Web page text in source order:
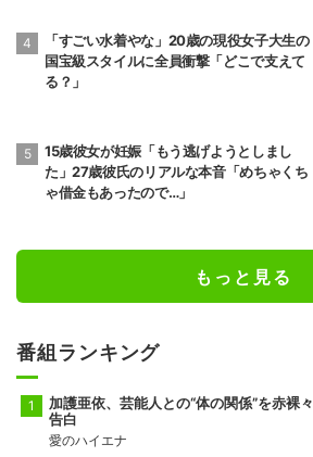
「すごい水着やな」20歳の現役女子大生の
国宝級スタイルに全員衝撃「どこで支えて
る？」
15歳彼女が妊娠「もう逃げようとしまし
た」27歳彼氏のリアルな本音「めちゃくち
ゃ借金もあったので…」
もっと見る
番組ランキング
加護亜依、芸能人との“体の関係”を赤裸々
告白
愛のハイエナ